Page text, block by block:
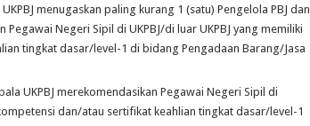
menugaskan paling kurang 1 (satu) Pengelola PBJ dan
Negeri Sipil di UKPBJ/di luar UKPBJ yang memiliki
tingkat dasar/level-1 di bidang Pengadaan Barang/Jasa
UKPBJ merekomendasikan Pegawai Negeri Sipil di
dan/atau sertifikat keahlian tingkat dasar/level-1